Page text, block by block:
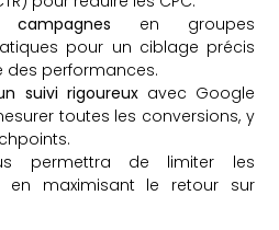
en groupes
pour un ciblage précis
des performances.
suivi rigoureuxavec Google
toutes les conversions, y
permettra de limiter les
en maximisant le retour sur